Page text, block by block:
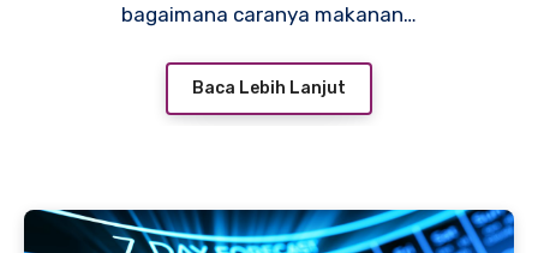
bagaimana caranya makanan…
Baca Lebih Lanjut